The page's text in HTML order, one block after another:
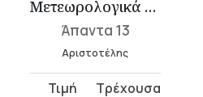
Μετεωρολογικά 1 (Α΄, Β΄)
Άπαντα 13
Αριστοτέλης
Original